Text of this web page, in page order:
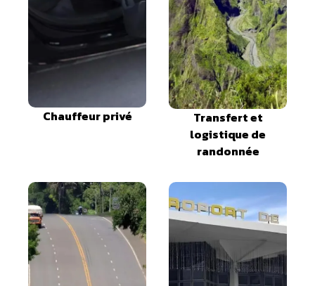
Chauffeur privé
Transfert et
logistique de
randonnée